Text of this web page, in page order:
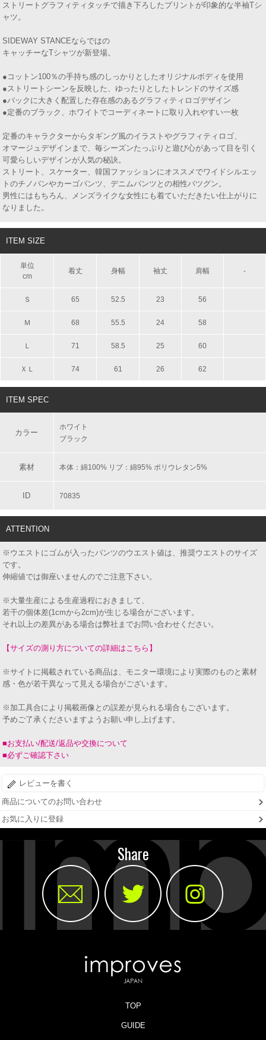
ストリートグラフィティタッチで描き下ろしたプリントが印象的な半袖Tシ
ャツ。
SIDEWAY STANCEならではの
キャッチーなTシャツが新登場。
●コットン100％の手持ち感のしっかりとしたオリジナルボディを使用
●ストリートシーンを反映した、ゆったりとしたトレンドのサイズ感
●バックに大きく配置した存在感のあるグラフィティロゴデザイン
●定番のブラック、ホワイトでコーディネートに取り入れやすい一枚
定番のキャラクターからタギング風のイラストやグラフィティロゴ、
オマージュデザインまで、毎シーズンたっぷりと遊び心があって目を引く
可愛らしいデザインが人気の秘訣。
ストリート、スケーター、韓国ファッションにオススメでワイドシルエッ
トのチノパンやカーゴパンツ、デニムパンツとの相性バツグン。
男性にはもちろん、メンズライクな女性にも着ていただきたい仕上がりに
なりました。
ITEM SIZE
単位
cm
着丈 身幅 袖丈 肩幅 -
Ｓ 65 52.5 23 56
Ｍ 68 55.5 24 58
Ｌ 71 58.5 25 60
ＸＬ 74 61 26 62
ITEM SPEC
カラー
ホワイト
ブラック
素材 本体：綿100% リブ：綿95% ポリウレタン5%
ID 70835
ATTENTION
※ウエストにゴムが入ったパンツのウエスト値は、推奨ウエストのサイズ
です。
伸縮値では御座いませんのでご注意下さい。
※大量生産による生産過程におきまして、
若干の個体差(1cmから2cm)が生じる場合がございます。
それ以上の差異がある場合は弊社までお問い合わせください。
【サイズの測り方についての詳細はこちら】
※サイトに掲載されている商品は、モニター環境により実際のものと素材
感・色が若干異なって見える場合がございます。
※加工具合により掲載画像との誤差が見られる場合もございます。
予めご了承くださいますようお願い申し上げます。
■お支払い/配送/返品や交換について
■必ずご確認下さい
レビューを書く
商品についてのお問い合わせ
お気に入りに登録
Share
TOP
GUIDE